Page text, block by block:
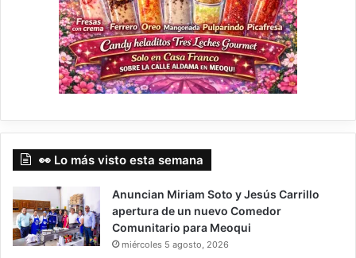
👀 Lo más visto esta semana
Anuncian Miriam Soto y Jesús Carrillo
apertura de un nuevo Comedor
Comunitario para Meoqui
miércoles 5 agosto, 2026